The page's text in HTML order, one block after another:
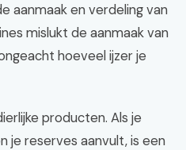
aanmaak en verdeling van
mislukt de aanmaak van
hoeveel ijzer je
producten. Als je
je reserves aanvult, is een